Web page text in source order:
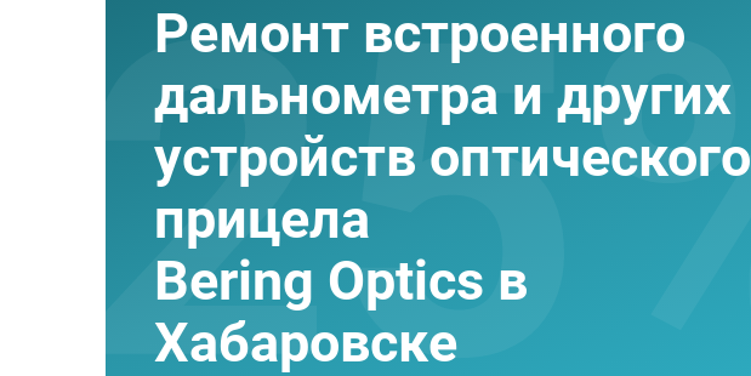
Ремонт встроенного
дальнометра и других
устройств оптического
прицела
Bering Optics в
Хабаровске